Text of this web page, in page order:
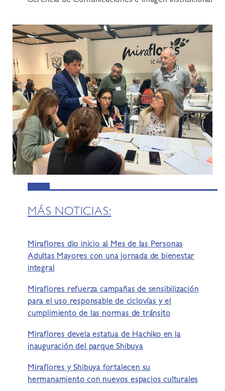
MÁS NOTICIAS:
Miraflores dio inicio al Mes de las Personas
Adultas Mayores con una jornada de bienestar
integral
Miraflores refuerza campañas de sensibilización
para el uso responsable de ciclovías y el
cumplimiento de las normas de tránsito
Miraflores devela estatua de Hachiko en la
inauguración del parque Shibuya
Miraflores y Shibuya fortalecen su
hermanamiento con nuevos espacios culturales